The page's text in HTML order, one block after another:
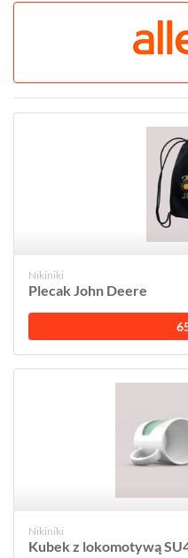
Nikiniki
Plecak John Deere
Nikiniki
Kubek z lokomotywą